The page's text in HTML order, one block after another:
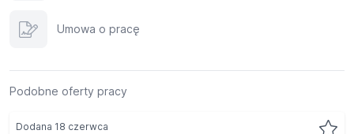
Umowa o pracę
Podobne oferty pracy
Dodana 18 czerwca